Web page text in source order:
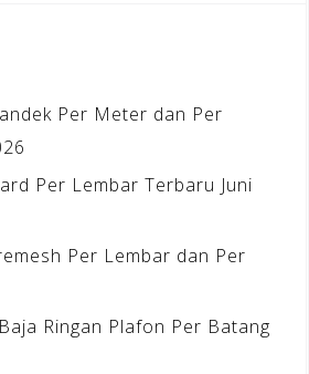
Per Meter dan Per
Per Lembar Terbaru Juni
Per Lembar dan Per
Ringan Plafon Per Batang